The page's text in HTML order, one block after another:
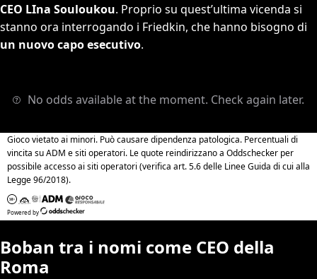
CEO LIna Souloukou. Proprio su quest’ultima vicenda si
stanno ora interrogando i Friedkin, che hanno bisogno di
un nuovo capo esecutivo.
Boban tra i nomi come CEO della
Roma